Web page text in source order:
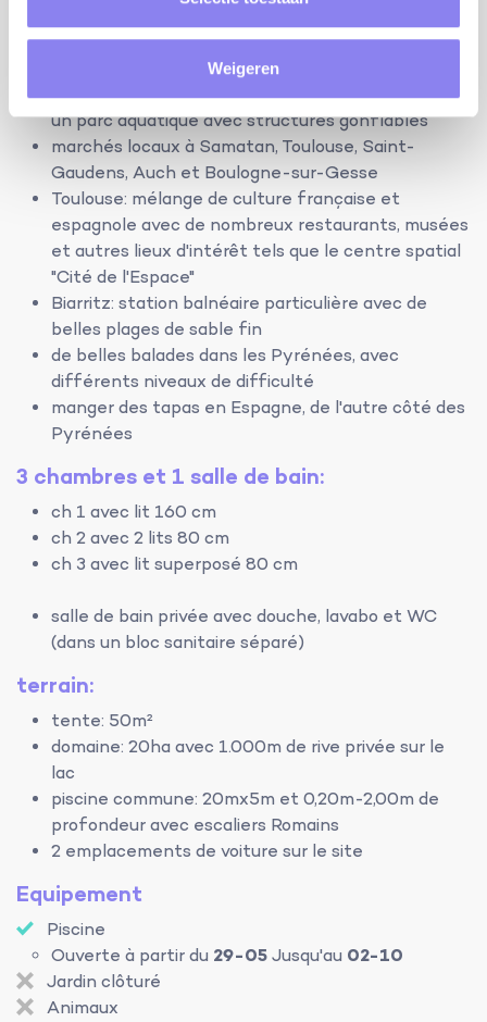
Weigeren
conseils du propriétaire:
le Lac de la Gimone dispose d'une plage surveillée
en juillet et août, un snack-bar, des paddles,
kayaks, avirons, barques et pédalos à la location et
un parc aquatique avec structures gonflables
marchés locaux à Samatan, Toulouse, Saint-
Gaudens, Auch et Boulogne-sur-Gesse
Toulouse: mélange de culture française et
espagnole avec de nombreux restaurants, musées
et autres lieux d'intérêt tels que le centre spatial
"Cité de l'Espace"
Biarritz: station balnéaire particulière avec de
belles plages de sable fin
de belles balades dans les Pyrénées, avec
différents niveaux de difficulté
manger des tapas en Espagne, de l'autre côté des
Pyrénées
3 chambres et 1 salle de bain:
ch 1 avec lit 160 cm
ch 2 avec 2 lits 80 cm
ch 3 avec lit superposé 80 cm
salle de bain privée avec douche, lavabo et WC
(dans un bloc sanitaire séparé)
terrain:
tente: 50m²
domaine: 20ha avec 1.000m de rive privée sur le
lac
piscine commune: 20mx5m et 0,20m-2,00m de
profondeur avec escaliers Romains
2 emplacements de voiture sur le site
Equipement
Piscine
Ouverte à partir du 29-05Jusqu'au 02-10
Jardin clôturé
Animaux